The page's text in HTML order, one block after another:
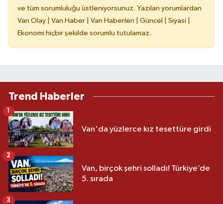
ve tüm sorumluluğu üstleniyorsunuz. Yazılan yorumlardan
Van Olay | Van Haber | Van Haberleri | Güncel | Siyasi |
Ekonomi hiçbir şekilde sorumlu tutulamaz.
Trend Haberler
Van'da yüzlerce kız tesettüre girdi
1
Van, birçok şehri solladı! Türkiye’de
5. sırada
2
3